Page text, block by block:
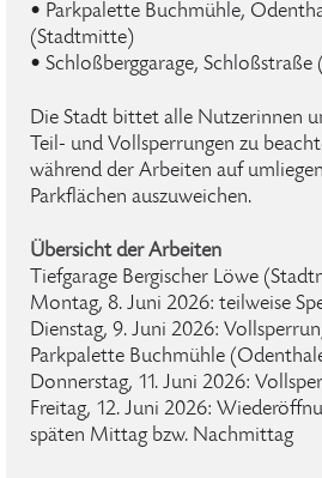
• Parkpalette Buchmühle,
(Stadtmitte)
• Schloßberggarage, Schloßstraße
Die Stadt bittet alle Nutzerinnen
Teil- und Vollsperrungen zu
während der Arbeiten auf
Parkflächen auszuweichen.
Übersicht der Arbeiten
Tiefgarage Bergischer Löwe
Montag, 8. Juni 2026: teilweise
Dienstag, 9. Juni 2026:
Parkpalette Buchmühle
Donnerstag, 11. Juni 2026:
Freitag, 12. Juni 2026:
späten Mittag bzw. Nachmittag